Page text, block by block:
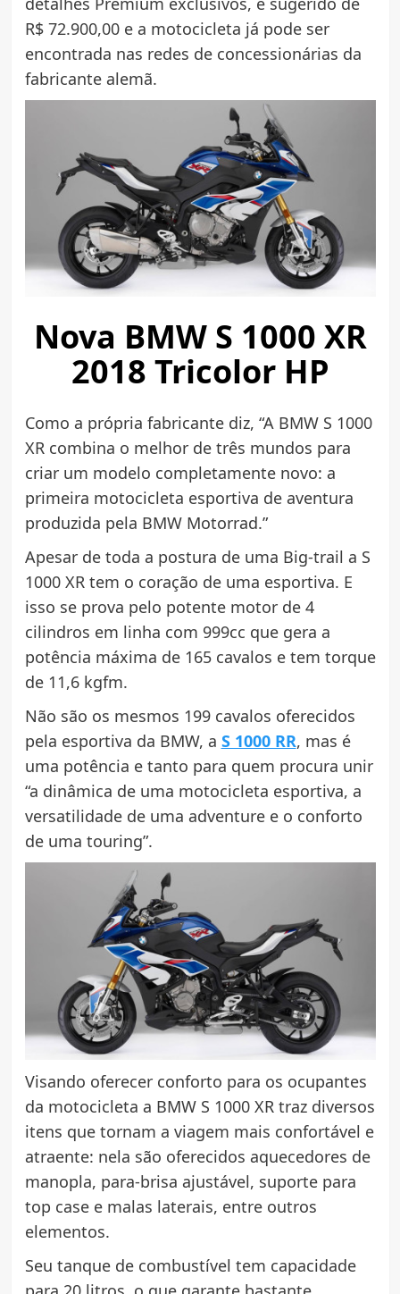
R$ 72.900,00 e a motocicleta já pode ser
encontrada nas redes de concessionárias da
fabricante alemã.
Nova BMW S 1000 XR
2018 Tricolor HP
Como a própria fabricante diz, “A BMW S 1000
XR combina o melhor de três mundos para
criar um modelo completamente novo: a
primeira motocicleta esportiva de aventura
produzida pela BMW Motorrad.”
Apesar de toda a postura de uma Big-trail a S
1000 XR tem o coração de uma esportiva. E
isso se prova pelo potente motor de 4
cilindros em linha com 999cc que gera a
potência máxima de 165 cavalos e tem torque
de 11,6 kgfm.
Não são os mesmos 199 cavalos oferecidos
pela esportiva da BMW, a S 1000 RR, mas é
uma potência e tanto para quem procura unir
“a dinâmica de uma motocicleta esportiva, a
versatilidade de uma adventure e o conforto
de uma touring”.
Visando oferecer conforto para os ocupantes
da motocicleta a BMW S 1000 XR traz diversos
itens que tornam a viagem mais confortável e
atraente: nela são oferecidos aquecedores de
manopla, para-brisa ajustável, suporte para
top case e malas laterais, entre outros
elementos.
Seu tanque de combustível tem capacidade